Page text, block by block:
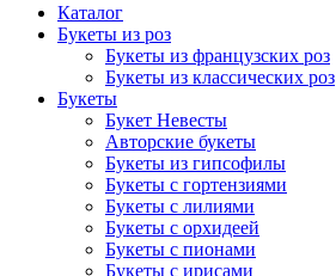
Каталог
Букеты из роз
Букеты из французских роз
Букеты из классических роз
Букеты
Букет Невесты
Авторские букеты
Букеты из гипсофилы
Букеты с гортензиями
Букеты с лилиями
Букеты с орхидеей
Букеты с пионами
Букеты с ирисами